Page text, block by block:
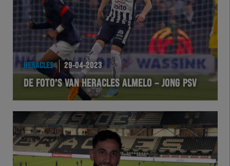
HERVOL
HEREXC
EXCHER
HERTEL
Natuurgras
HERACLES 29-04-2023
DE FOTO’S VAN HERACLES ALMELO – JONG PSV